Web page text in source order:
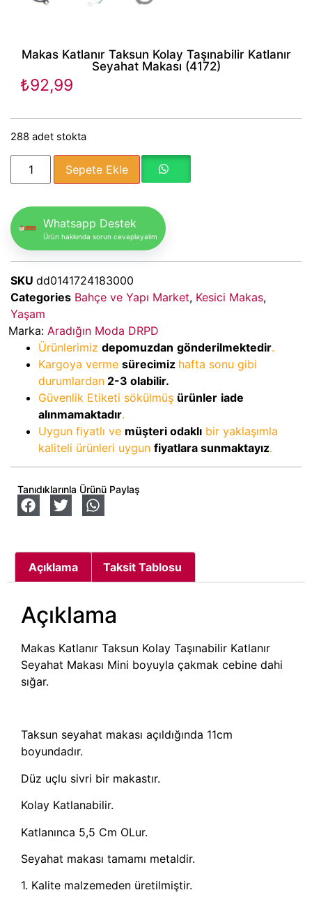
Makas Katlanır Taksun Kolay Taşınabilir Katlanır
Seyahat Makası (4172)
₺92,99
288 adet stokta
Sepete Ekle
Whatsapp Destek
Ürün hakkında sorun cevaplayalım
SKU dd0141724183000
Categories Bahçe ve Yapı Market, Kesici Makas,
Yaşam
Marka: Aradığın Moda DRPD
Ürünlerimiz depomuzdan gönderilmektedir.
Kargoya verme sürecimiz hafta sonu gibi
durumlardan 2-3 olabilir.
Güvenlik Etiketi sökülmüş ürünler iade
alınmamaktadır.
Uygun fiyatlı ve müşteri odaklı bir yaklaşımla
kaliteli ürünleri uygun fiyatlara sunmaktayız.
Tanıdıklarınla Ürünü Paylaş
Açıklama Taksit Tablosu
Açıklama
Makas Katlanır Taksun Kolay Taşınabilir Katlanır
Seyahat Makası Mini boyuyla çakmak cebine dahi
sığar.
Taksun seyahat makası açıldığında 11cm
boyundadır.
Düz uçlu sivri bir makastır.
Kolay Katlanabilir.
Katlanınca 5,5 Cm OLur.
Seyahat makası tamamı metaldir.
1. Kalite malzemeden üretilmiştir.